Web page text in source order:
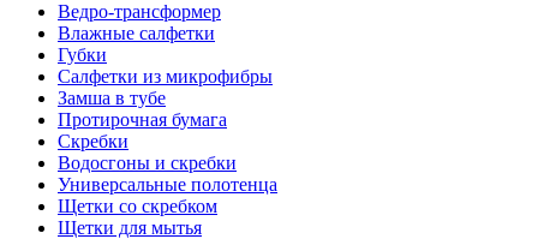
Ведро-трансформер
Влажные салфетки
Губки
Салфетки из микрофибры
Замша в тубе
Протирочная бумага
Скребки
Водосгоны и скребки
Универсальные полотенца
Щетки со скребком
Щетки для мытья